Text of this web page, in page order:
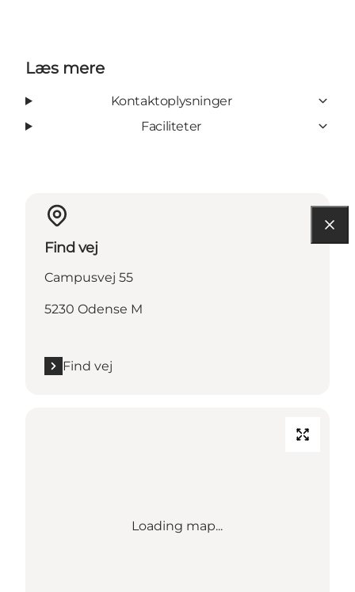
Læs mere
Kontaktoplysninger
Faciliteter
Find vej
Campusvej 55
5230 Odense M
Find vej
Loading map...